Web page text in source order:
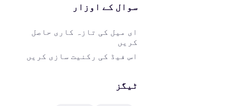
سوال کے اوزار
ای میل کی تازہ کاری حاصل
کریں
اس فیڈ کی رکنیت سازی کریں
ٹیگز